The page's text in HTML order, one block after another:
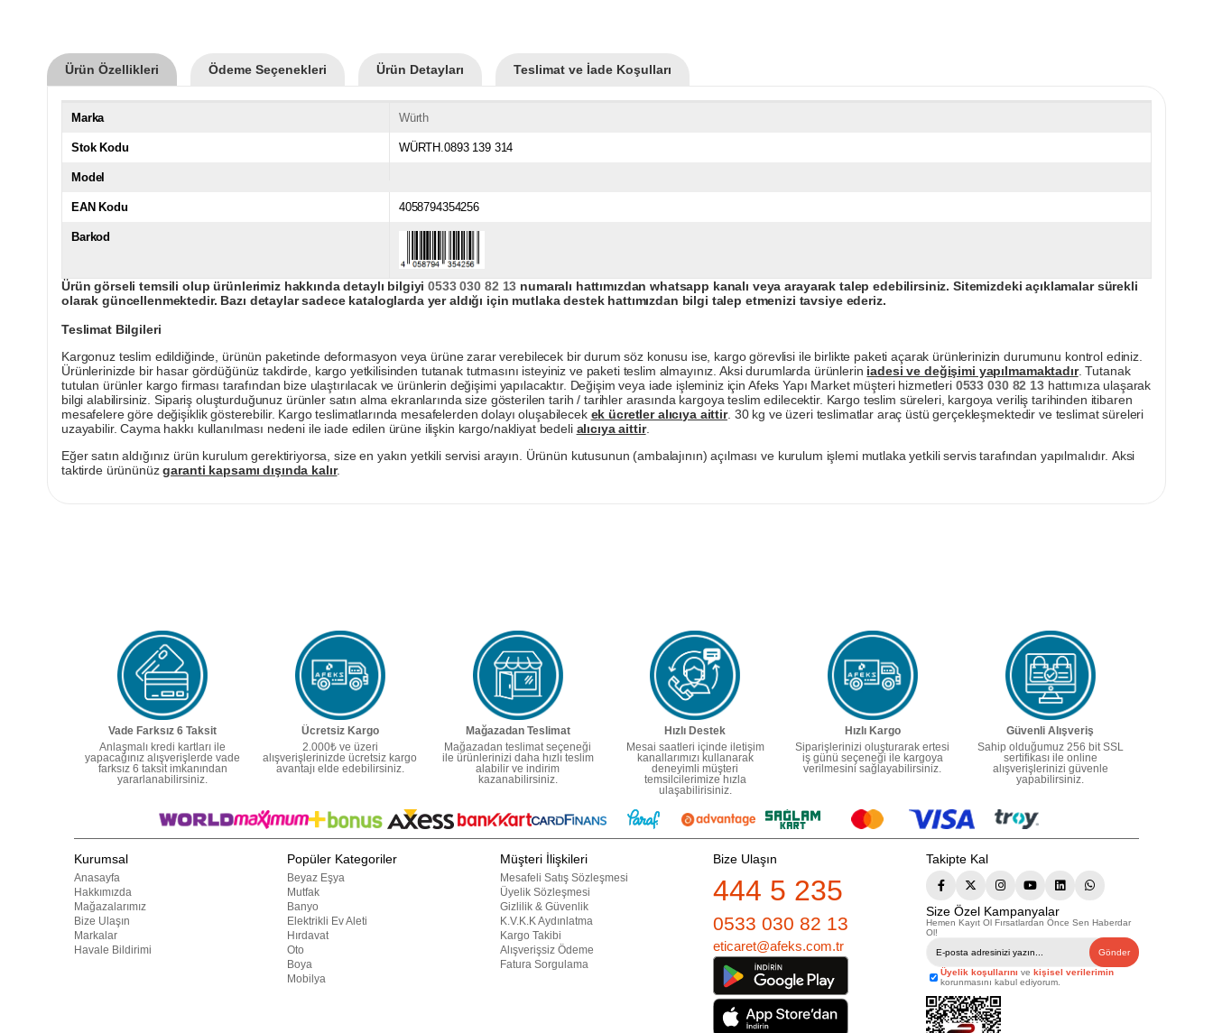
Ürün Özellikleri Ödeme Seçenekleri Ürün Detayları Teslimat ve İade Koşulları
Marka Würth
Stok Kodu WÜRTH.0893 139 314
Model
EAN Kodu 4058794354256
Barkod
Ürün görseli temsili olup ürünlerimiz hakkında detaylı bilgiyi0533 030 82 13 numaralı hattımızdan whatsapp kanalı veya arayarak talep edebilirsiniz. Sitemizdeki açıklamalar sürekli
olarak güncellenmektedir. Bazı detaylar sadece kataloglarda yer aldığı için mutlaka destek hattımızdan bilgi talep etmenizi tavsiye ederiz.
Teslimat Bilgileri
Kargonuz teslim edildiğinde, ürünün paketinde deformasyon veya ürüne zarar verebilecek bir durum söz konusu ise, kargo görevlisi ile birlikte paketi açarak ürünlerinizin durumunu kontrol ediniz.
Ürünlerinizde bir hasar gördüğünüz takdirde, kargo yetkilisinden tutanak tutmasını isteyiniz ve paketi teslim almayınız. Aksi durumlarda ürünlerin iadesi ve değişimi yapılmamaktadır. Tutanak
tutulan ürünler kargo firması tarafından bize ulaştırılacak ve ürünlerin değişimi yapılacaktır. Değişim veya iade işleminiz için Afeks Yapı Market müşteri hizmetleri 0533 030 82 13hattımıza ulaşarak
bilgi alabilirsiniz. Sipariş oluşturduğunuz ürünler satın alma ekranlarında size gösterilen tarih / tarihler arasında kargoya teslim edilecektir. Kargo teslim süreleri, kargoya veriliş tarihinden itibaren
mesafelere göre değişiklik gösterebilir. Kargo teslimatlarında mesafelerden dolayı oluşabilecek ek ücretler alıcıya aittir. 30 kg ve üzeri teslimatlar araç üstü gerçekleşmektedir ve teslimat süreleri
uzayabilir. Cayma hakkı kullanılması nedeni ile iade edilen ürüne ilişkin kargo/nakliyat bedeli alıcıya aittir.
Eğer satın aldığınız ürün kurulum gerektiriyorsa, size en yakın yetkili servisi arayın. Ürünün kutusunun (ambalajının) açılması ve kurulum işlemi mutlaka yetkili servis tarafından yapılmalıdır. Aksi
taktirde ürününüzgaranti kapsamı dışında kalır.
Vade Farksız 6 Taksit
Anlaşmalı kredi kartları ile
yapacağınız alışverişlerde vade
farksız 6 taksit imkanından
yararlanabilirsiniz.
Ücretsiz Kargo
2.000₺ ve üzeri
alışverişlerinizde ücretsiz kargo
avantajı elde edebilirsiniz.
Mağazadan Teslimat
Mağazadan teslimat seçeneği
ile ürünlerinizi daha hızlı teslim
alabilir ve indirim
kazanabilirsiniz.
Hızlı Destek
Mesai saatleri içinde iletişim
kanallarımızı kullanarak
deneyimli müşteri
temsilcilerimize hızla
ulaşabilirisiniz.
Hızlı Kargo
Siparişlerinizi oluşturarak ertesi
iş günü seçeneği ile kargoya
verilmesini sağlayabilirsiniz.
Güvenli Alışveriş
Sahip olduğumuz 256 bit SSL
sertifikası ile online
alışverişlerinizi güvenle
yapabilirsiniz.
Kurumsal
Anasayfa
Hakkımızda
Mağazalarımız
Bize Ulaşın
Markalar
Havale Bildirimi
Popüler Kategoriler
Beyaz Eşya
Mutfak
Banyo
Elektrikli Ev Aleti
Hırdavat
Oto
Boya
Mobilya
Müşteri İlişkileri
Mesafeli Satış Sözleşmesi
Üyelik Sözleşmesi
Gizlilik & Güvenlik
K.V.K.K Aydınlatma
Kargo Takibi
Alışverişsiz Ödeme
Fatura Sorgulama
Bize Ulaşın
444 5 235
0533 030 82 13
eticaret@afeks.com.tr
Takipte Kal
Size Özel Kampanyalar
Hemen Kayıt Ol Fırsatlardan Önce Sen Haberdar
Ol!
Gönder
Üyelik koşullarını ve kişisel verilerimin
korunmasını kabul ediyorum.